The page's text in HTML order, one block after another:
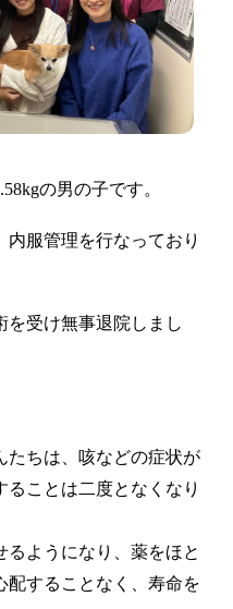
の男の子です。
服管理を行なっており
を受け無事退院しまし
たちは、咳などの症状が
ことは二度となくなり
ようになり、薬をほと
配することなく、寿命を